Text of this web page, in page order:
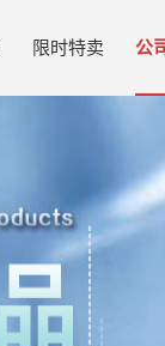
限时特卖 公